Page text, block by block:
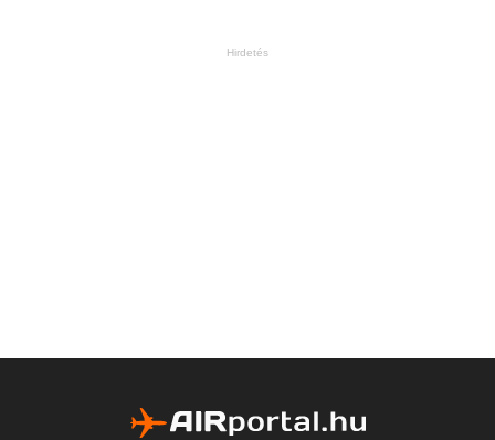
Hirdetés